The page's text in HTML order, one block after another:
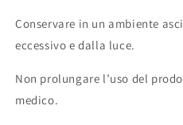
Conservare in un ambiente
eccessivo e dalla luce.
Non prolungare l’uso del
medico.